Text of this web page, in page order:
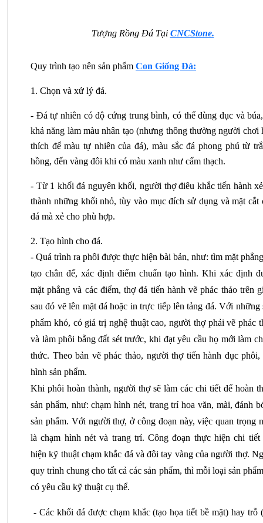
Tượng Rồng Đá Tại CNCStone.
Quy trình tạo nên sản phẩm Con Giống Đá:
1. Chọn và xử lý đá.
- Đá tự nhiên có độ cứng trung bình, có thể dùng đục và
khả năng làm màu nhân tạo (nhưng thông thường người chơi
thích để màu tự nhiên của đá), màu sắc đá phong phú từ
hồng, đến vàng đôi khi có màu xanh như cẩm thạch.
- Từ 1 khối đá nguyên khối, người thợ điêu khắc tiến hành
thành những khối nhỏ, tùy vào mục đích sử dụng và mặt cắt
đá mà xẻ cho phù hợp.
2. Tạo hình cho đá.
- Quá trình ra phôi được thực hiện bài bản, như: tìm mặt
tạo chân đế, xác định điểm chuẩn tạo hình. Khi xác định
mặt phẳng và các điểm, thợ đá tiến hành vẽ phác thảo trên
sau đó vẽ lên mặt đá hoặc in trực tiếp lên tảng đá. Với những
phẩm khó, có giá trị nghệ thuật cao, người thợ phải vẽ phác
và làm phôi bằng đất sét trước, khi đạt yêu cầu họ mới làm
thức. Theo bản vẽ phác thảo, người thợ tiến hành đục phôi,
hình sản phẩm.
Khi phôi hoàn thành, người thợ sẽ làm các chi tiết để hoàn
sản phẩm, như: chạm hình nét, trang trí hoa văn, mài, đánh
sản phẩm. Với người thợ, ở công đoạn này, việc quan trọng
là chạm hình nét và trang trí. Công đoạn thực hiện chi tiết
hiện kỹ thuật chạm khắc đá và đôi tay vàng của người thợ.
quy trình chung cho tất cả các sản phẩm, thì mỗi loại sản
có yêu cầu kỹ thuật cụ thể.
- Các khối đá được chạm khắc (tạo họa tiết bề mặt) hay trỗ